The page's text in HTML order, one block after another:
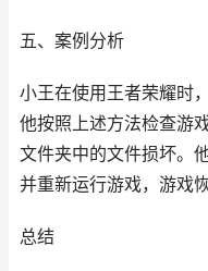
五、案例分析
小王在使用王者荣耀时
他按照上述方法检查游
文件夹中的文件损坏。
并重新运行游戏，游戏
总结